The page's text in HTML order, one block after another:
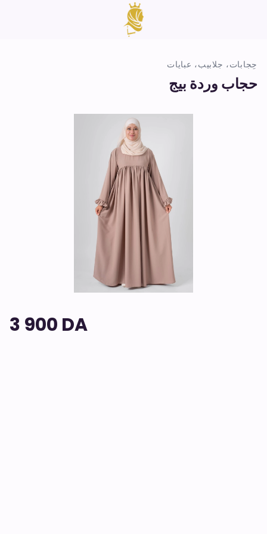
حِجابات، جلابيب، عبايات
حجاب وردة بيج
3 900 DA